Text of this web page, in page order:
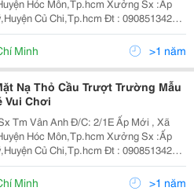
Môn,Tp.hcm Xưởng Sx :Ấp
Củ Chi,Tp.hcm Đt : 0908513424
Www:dochoimamnon.vn Email:maivo03.Vananh@
Minh >1 năm
Nạ Thỏ Cầu Trượt Trường Mẫu
Vui Chơi
Đ/C: 2/1E Ấp Mới , Xã
Môn,Tp.hcm Xưởng Sx :Ấp
Củ Chi,Tp.hcm Đt : 0908513424
Www:dochoimamnon.vn Email:maivo03.Vananh@
Minh >1 năm